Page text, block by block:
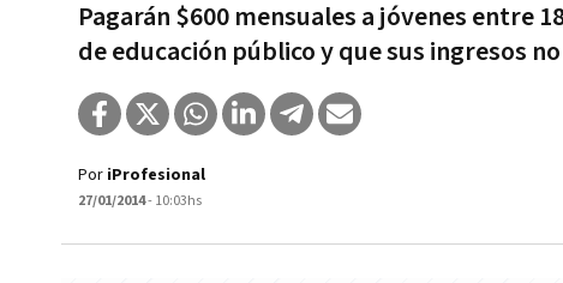
Pagarán $600 mensuales a jóvenes entre
de educación público y que sus ingresos
Por iProfesional
27/01/2014- 10:03hs